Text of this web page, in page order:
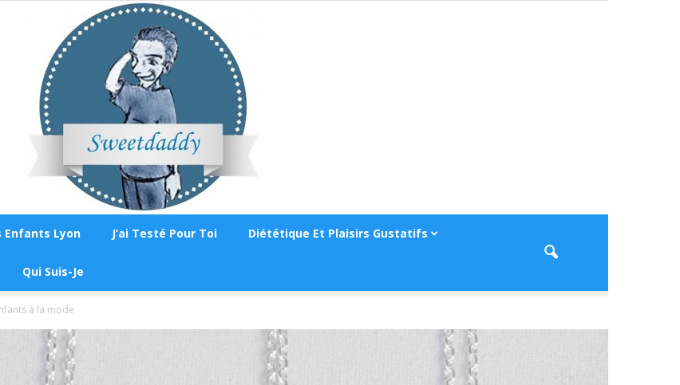
Enfants Lyon J’ai Testé Pour Toi Diététique Et Plaisirs Gustatifs
Qui Suis-Je
à la mode